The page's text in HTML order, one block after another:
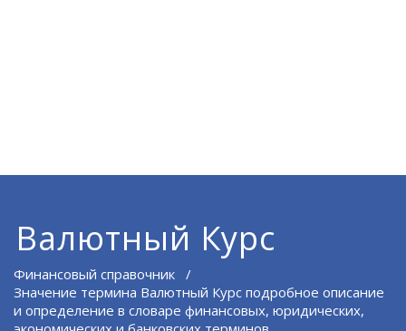
Валютный Курс
Финансовый справочник /
Значение термина Валютный Курс подробное описание
и определение в словаре финансовых, юридических,